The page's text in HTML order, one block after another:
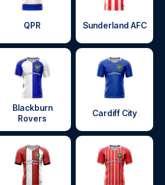
QPR Sunderland AFC
Blackburn
Rovers
Cardiff City